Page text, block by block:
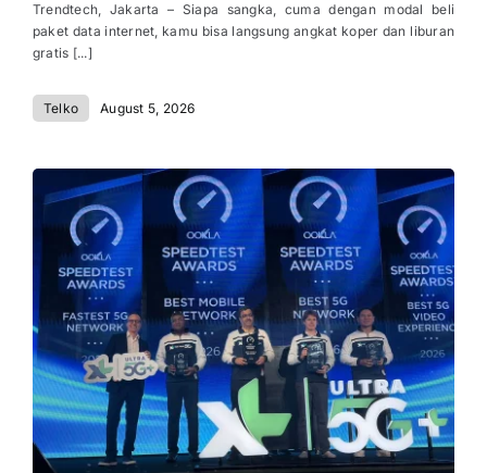
Trendtech, Jakarta – Siapa sangka, cuma dengan modal beli
paket data internet, kamu bisa langsung angkat koper dan liburan
gratis [...]
Telko August 5, 2026